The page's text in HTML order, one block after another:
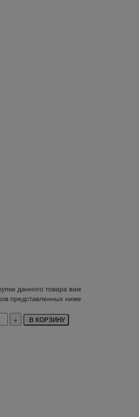
данного товара вам
представленных ниже
В КОРЗИНУ